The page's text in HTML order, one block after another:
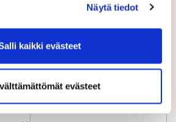
Näytä tiedot
kaikki evästeet
evästeet